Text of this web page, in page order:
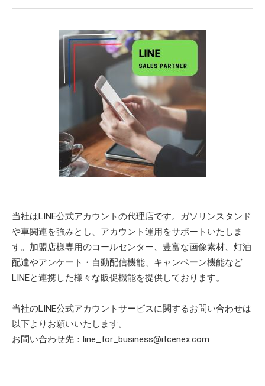
当社はLINE公式アカウントの代理店です。ガソリンスタンド
や車関連を強みとし、アカウント運用をサポートいたしま
す。加盟店様専用のコールセンター、豊富な画像素材、灯油
配達やアンケート・自動配信機能、キャンペーン機能など
LINEと連携した様々な販促機能を提供しております。
当社のLINE公式アカウントサービスに関するお問い合わせは
以下よりお願いいたします。
お問い合わせ先：line_for_business@itcenex.com